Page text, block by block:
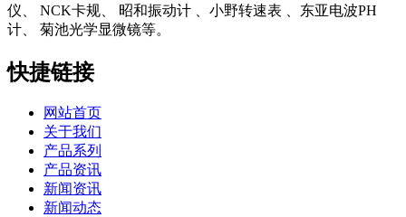
仪、 NCK卡规、 昭和振动计 、小野转速表 、东亚电波PH
计、 菊池光学显微镜等。
快捷链接
网站首页
关于我们
产品系列
产品资讯
新闻资讯
新闻动态